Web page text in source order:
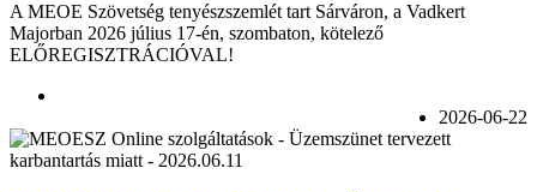
A MEOE Szövetség tenyészszemlét tart Sárváron, a Vadkert
Majorban 2026 július 17-én, szombaton, kötelező
ELŐREGISZTRÁCIÓVAL!
2026-06-22